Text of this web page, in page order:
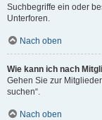
Suchbegriffe ein oder
Unterforen.
Nach oben
Wie kann ich nach
Gehen Sie zur
suchen“.
Nach oben